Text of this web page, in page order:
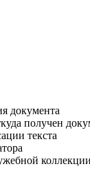
документа
получен
текста
коллекции